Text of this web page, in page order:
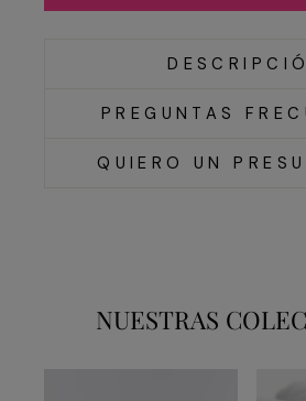
PREGUNTAS
QUIERO UN
NUESTRAS